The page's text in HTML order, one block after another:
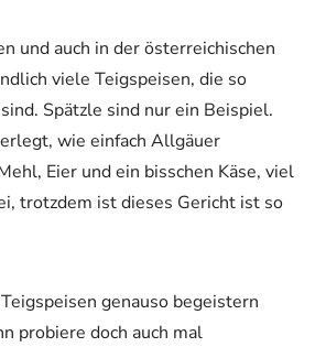
und auch in der österreichischen
viele Teigspeisen, die so
Spätzle sind nur ein Beispiel.
wie einfach Allgäuer
Eier und ein bisschen Käse, viel
trotzdem ist dieses Gericht ist so
genauso begeistern
probiere doch auch mal